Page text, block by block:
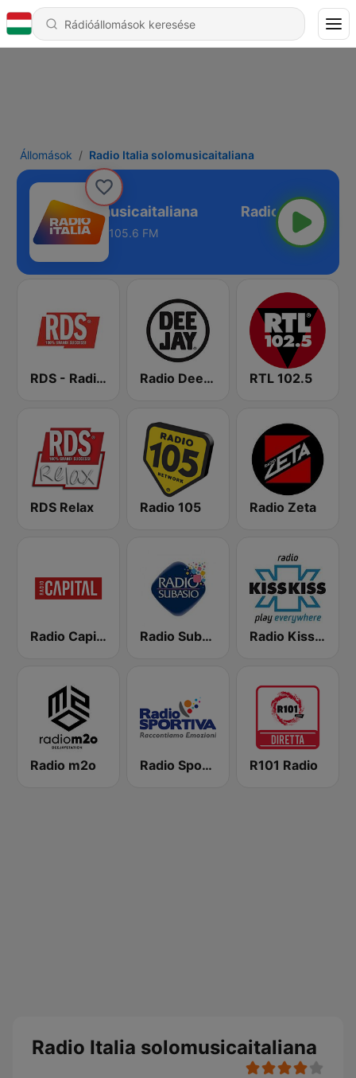
Állomások Radio Italia solomusicaitaliana
Italia solomusicaitaliana
105.6 FM
RDS - Radio Dimensione Suono Radio Deejay RTL 102.5
RDS Relax Radio 105 Radio Zeta
Radio Capital Radio Subasio Radio Kiss Kiss
Radio m2o Radio Sportiva R101 Radio
Radio Italia solomusicaitaliana